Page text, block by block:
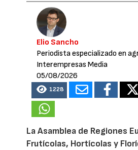
Elio Sancho
Periodista especializado en
Interempresas Media
05/08/2026
1228
La Asamblea de Regiones
Frutícolas, Hortícolas y